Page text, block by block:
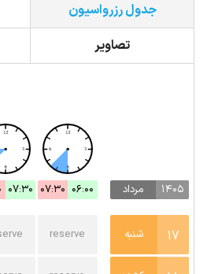
جدول رزرواسیون
تصاویر
1405 مرداد 06:00
07:30
07:30
17 شنبه reserve